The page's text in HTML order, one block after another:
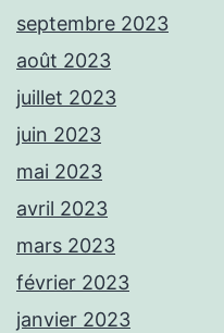
septembre 2023
août 2023
juillet 2023
juin 2023
mai 2023
avril 2023
mars 2023
février 2023
janvier 2023